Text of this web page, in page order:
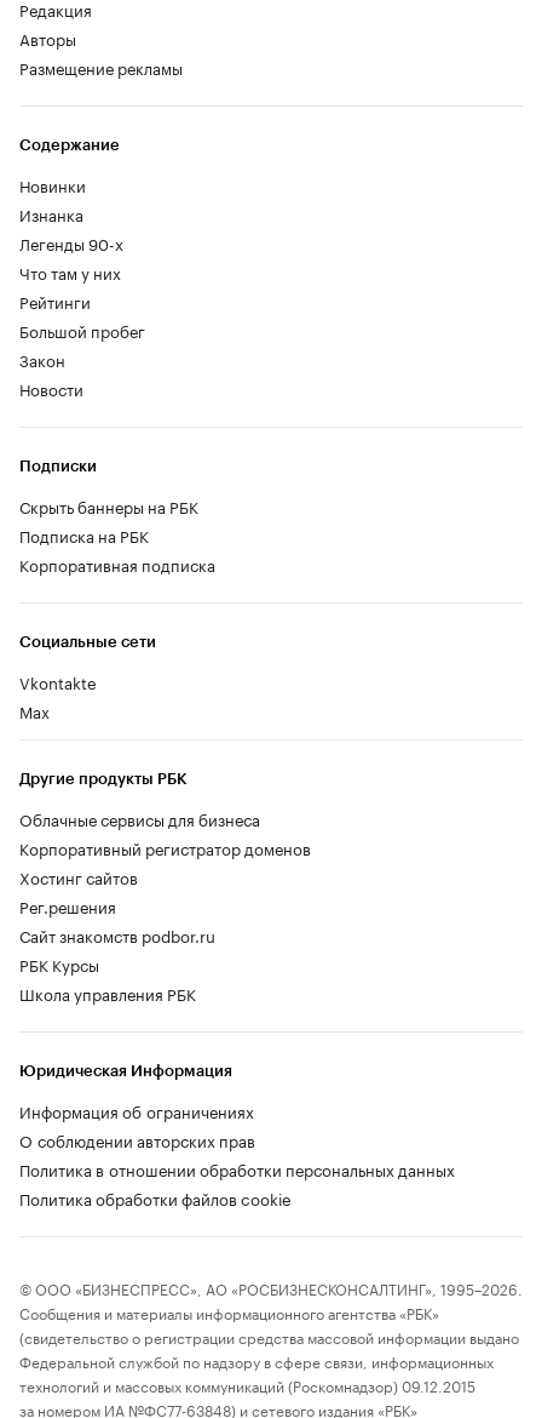
Редакция
Авторы
Размещение рекламы
Содержание
Новинки
Изнанка
Легенды 90-х
Что там у них
Рейтинги
Большой пробег
Закон
Новости
Социальные сети
Vkontakte
Max
Другие продукты РБК
Облачные сервисы для бизнеса
Корпоративный регистратор доменов
Хостинг сайтов
Рег.решения
Сайт знакомств podbor.ru
РБК Курсы
Школа управления РБК
Подписки
Скрыть баннеры на РБК
Подписка на РБК
Корпоративная подписка
Юридическая Информация
Информация об ограничениях
О соблюдении авторских прав
Политика в отношении обработки персональных данных
Политика обработки файлов cookie
© ООО «БИЗНЕСПРЕСС», АО «РОСБИЗНЕСКОНСАЛТИНГ», 1995–2026.
Сообщения и материалы информационного агентства «РБК»
(свидетельство о регистрации средства массовой информации выдано
Федеральной службой по надзору в сфере связи, информационных
технологий и массовых коммуникаций (Роскомнадзор) 09.12.2015
за номером ИА №ФС77-63848) и сетевого издания «РБК»